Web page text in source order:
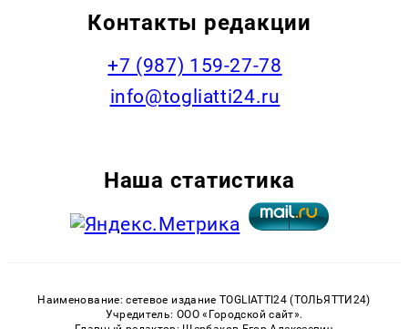
Контакты редакции
+7 (987) 159-27-78
info@togliatti24.ru
Наша статистика
Наименование: сетевое издание TOGLIATTI24 (ТОЛЬЯТТИ24)
Учредитель: ООО «Городской сайт».